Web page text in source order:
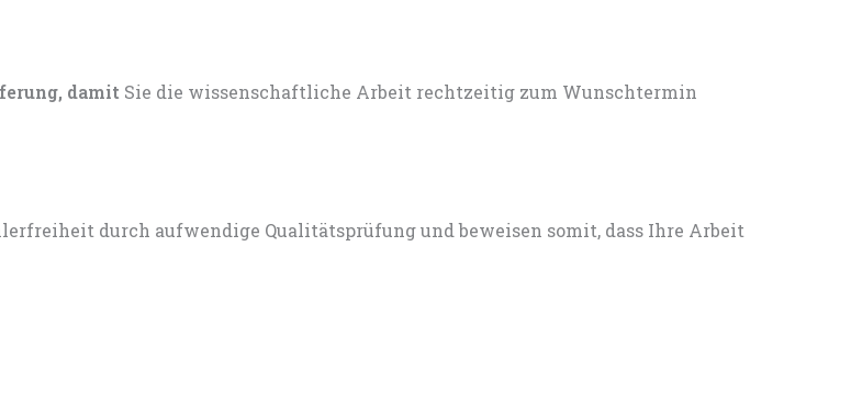
damit Sie die wissenschaftliche Arbeit rechtzeitig zum Wunschtermin
durch aufwendige Qualitätsprüfung und beweisen somit, dass Ihre Arbeit